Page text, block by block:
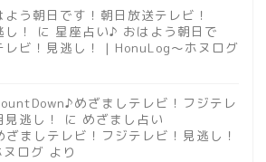
う朝日です！朝日放送テレビ！
！
に 星座占い♪ おはよう朝日で
レビ！見逃し！ | HonuLog～ホヌログ
めざましテレビ！フジテレ
逃し！
に めざまし占い
ましテレビ！フジテレビ！見逃し！
ログ より